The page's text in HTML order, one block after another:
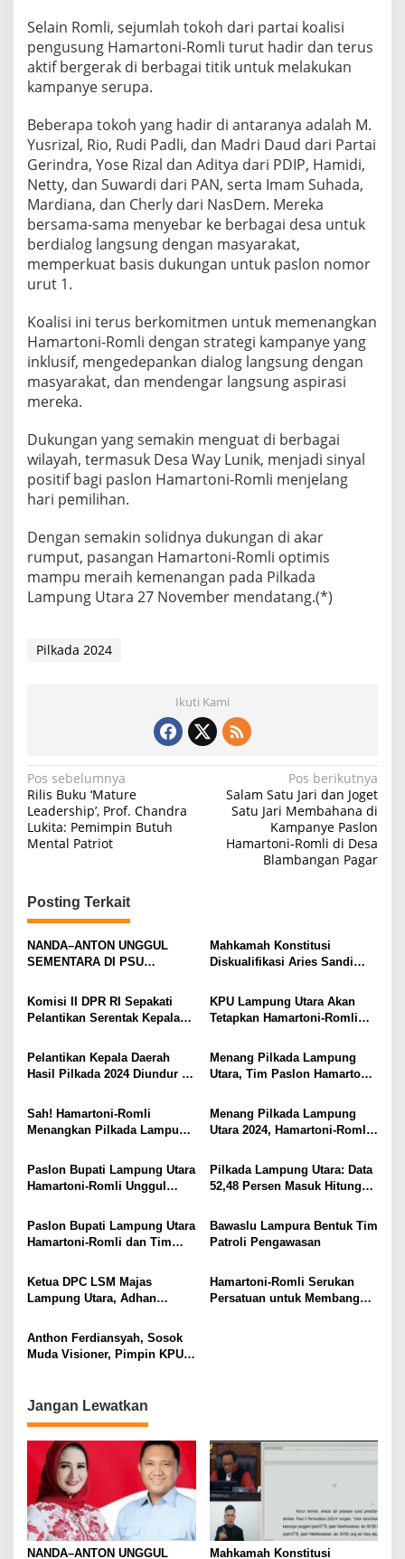
k
d
a
m
p
u
n
g
U
a
r
a
Selain Romli, sejumlah tokoh dari partai koalisi
pengusung Hamartoni-Romli turut hadir dan terus
aktif bergerak di berbagai titik untuk melakukan
kampanye serupa.
Beberapa tokoh yang hadir di antaranya adalah M.
Yusrizal, Rio, Rudi Padli, dan Madri Daud dari Partai
Gerindra, Yose Rizal dan Aditya dari PDIP, Hamidi,
Netty, dan Suwardi dari PAN, serta Imam Suhada,
Mardiana, dan Cherly dari NasDem. Mereka
bersama-sama menyebar ke berbagai desa untuk
berdialog langsung dengan masyarakat,
memperkuat basis dukungan untuk paslon nomor
urut 1.
Koalisi ini terus berkomitmen untuk memenangkan
Hamartoni-Romli dengan strategi kampanye yang
inklusif, mengedepankan dialog langsung dengan
masyarakat, dan mendengar langsung aspirasi
mereka.
Dukungan yang semakin menguat di berbagai
wilayah, termasuk Desa Way Lunik, menjadi sinyal
positif bagi paslon Hamartoni-Romli menjelang
hari pemilihan.
Dengan semakin solidnya dukungan di akar
rumput, pasangan Hamartoni-Romli optimis
mampu meraih kemenangan pada Pilkada
Lampung Utara 27 November mendatang.(*)
Pilkada 2024
Ikuti Kami
N
a
v
a
s
i
o
Pos sebelumnya
Rilis Buku ‘Mature
Leadership’, Prof. Chandra
Lukita: Pemimpin Butuh
Mental Patriot
Pos berikutnya
Salam Satu Jari dan Joget
Satu Jari Membahana di
Kampanye Paslon
Hamartoni-Romli di Desa
Blambangan Pagar
Posting Terkait
NANDA–ANTON UNGGUL
SEMENTARA DI PSU
COUNT RAKATA Unggul di 8
dari 11 Kecamatan, Tim
Pemenangan Tetap Tunggu
Mahkamah Konstitusi
Diskualifikasi Aries Sandi
Pesawaran 2024
Komisi II DPR RI Sepakati
Pelantikan Serentak Kepala
KPU Lampung Utara Akan
Tetapkan Hamartoni-Romli
Bupati Terpilih Besok
Pelantikan Kepala Daerah
Hasil Pilkada 2024 Diundur ke
Menang Pilkada Lampung
Utara, Tim Paslon Hamartoni-
dan Terimakasih Kepada
Semua Pihak
Sah! Hamartoni-Romli
Menangkan Pilkada Lampung
Menang Pilkada Lampung
Utara 2024, Hamartoni-Romli
Masyarakat
Paslon Bupati Lampung Utara
Hamartoni-Romli Unggul
2024
Pilkada Lampung Utara: Data
52,48 Persen Masuk Hitung
Romli Unggul 63,93 Persen
Paslon Bupati Lampung Utara
Hamartoni-Romli dan Tim
Pilkada Serentak
Bawaslu Lampura Bentuk Tim
Patroli Pengawasan
Ketua DPC LSM Majas
Lampung Utara, Adhan
Kondusivitas Jelang Pilkada
2024
Hamartoni-Romli Serukan
Persatuan untuk Membangun
Anthon Ferdiansyah, Sosok
Muda Visioner, Pimpin KPU
Jangan Lewatkan
NANDA–ANTON UNGGUL Mahkamah Konstitusi